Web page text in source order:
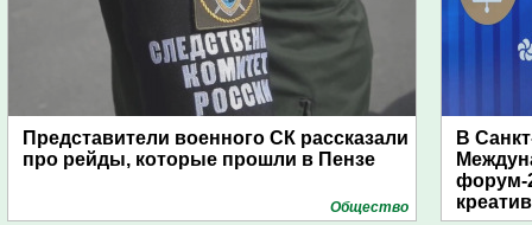
Представители военного СК рассказали
про рейды, которые прошли в Пензе
Общество
В
форум-